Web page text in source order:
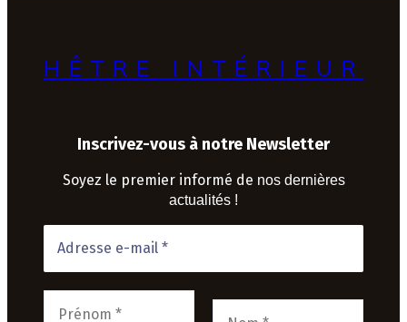
HÊTRE INTÉRIEUR
Inscrivez-vous à notre Newsletter
Soyez le premier informé de nos dernières
actualités !